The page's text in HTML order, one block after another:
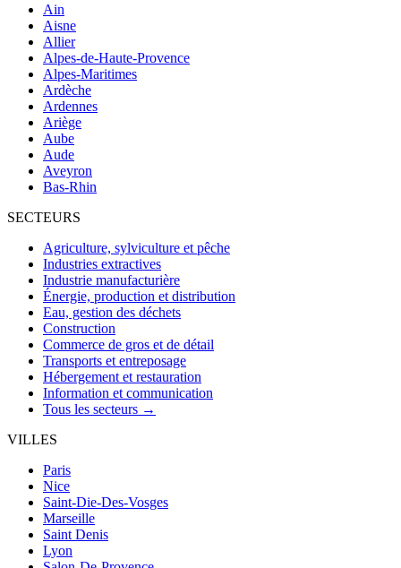
Ain
Aisne
Allier
Alpes-de-Haute-Provence
Alpes-Maritimes
Ardèche
Ardennes
Ariège
Aube
Aude
Aveyron
Bas-Rhin
SECTEURS
Agriculture, sylviculture et pêche
Industries extractives
Industrie manufacturière
Énergie, production et distribution
Eau, gestion des déchets
Construction
Commerce de gros et de détail
Transports et entreposage
Hébergement et restauration
Information et communication
Tous les secteurs →
VILLES
Paris
Nice
Saint-Die-Des-Vosges
Marseille
Saint Denis
Lyon